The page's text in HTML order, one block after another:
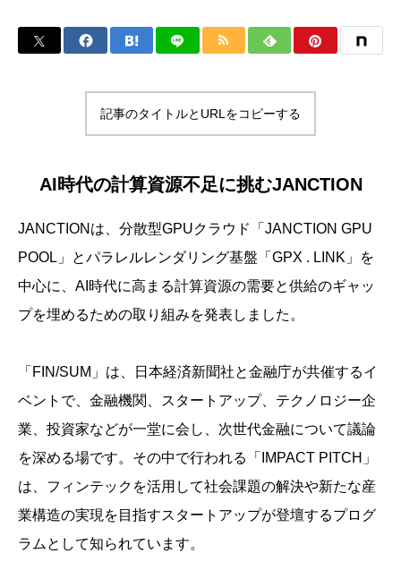
記事のタイトルとURLをコピーする
AI時代の計算資源不足に挑むJANCTION
JANCTIONは、分散型GPUクラウド「JANCTION GPU
POOL」とパラレルレンダリング基盤「GPX . LINK」を
中心に、AI時代に高まる計算資源の需要と供給のギャッ
プを埋めるための取り組みを発表しました。
「FIN/SUM」は、日本経済新聞社と金融庁が共催するイ
ベントで、金融機関、スタートアップ、テクノロジー企
業、投資家などが一堂に会し、次世代金融について議論
を深める場です。その中で行われる「IMPACT PITCH」
は、フィンテックを活用して社会課題の解決や新たな産
業構造の実現を目指すスタートアップが登壇するプログ
ラムとして知られています。